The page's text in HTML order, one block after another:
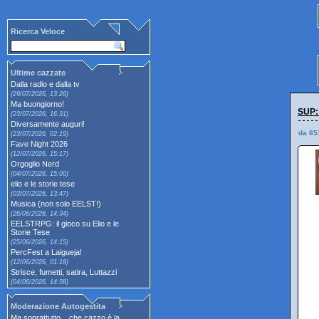
Ricerca Veloce
Ultime cazzate
Dalla radio e dalla tv
(29/07/2026, 13:26)
Ma buongiorno!
(23/07/2026, 16:31)
Diversamente auguri!
(23/07/2026, 02:19)
Fave Night 2026
(12/07/2026, 15:17)
Orgoglio Nerd
(04/07/2026, 15:00)
elio e le storie tese
(03/07/2026, 13:47)
Musica (non solo EELST!)
(26/06/2026, 14:34)
EELSTRPG: il gioco su Elio e le
Storie Tese
(25/06/2026, 14:15)
PercFest a Laigueja!
(12/06/2026, 01:18)
Strisce, fumetti, satira, Luttazzi
(04/06/2026, 14:58)
Moderazione Autogestita
da